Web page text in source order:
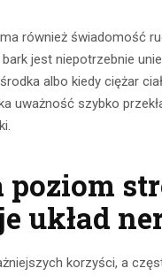
również świadomość
jest niepotrzebnie
albo kiedy ciężar
uważność szybko
poziom
układ
korzyści, a